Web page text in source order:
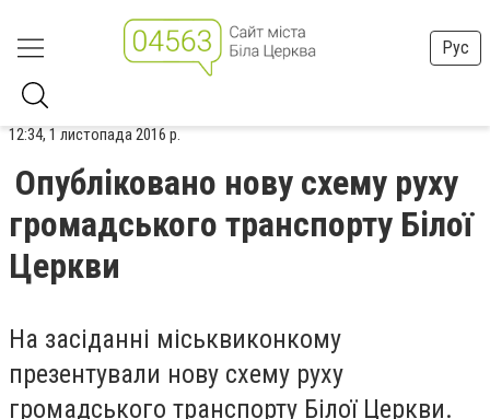
Рус
12:34, 1 листопада 2016 р.
Опубліковано нову схему руху
громадського транспорту Білої
Церкви
На засіданні міськвиконкому
презентували нову схему руху
громадського транспорту Білої Церкви.